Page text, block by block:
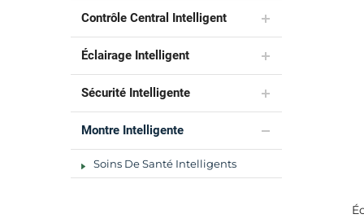
Contrôle Central Intelligent
Éclairage Intelligent
Sécurité Intelligente
Montre Intelligente
Soins De Santé Intelligents